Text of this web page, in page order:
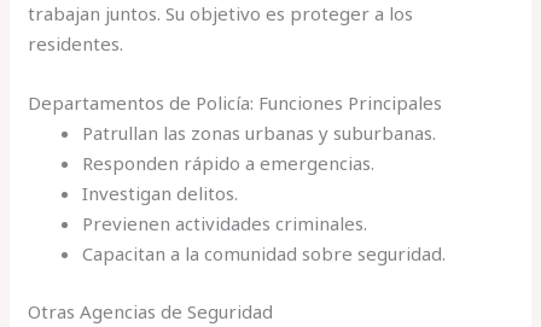
trabajan juntos. Su objetivo es proteger a los
residentes.
Departamentos de Policía: Funciones Principales
Patrullan las zonas urbanas y suburbanas.
Responden rápido a emergencias.
Investigan delitos.
Previenen actividades criminales.
Capacitan a la comunidad sobre seguridad.
Otras Agencias de Seguridad